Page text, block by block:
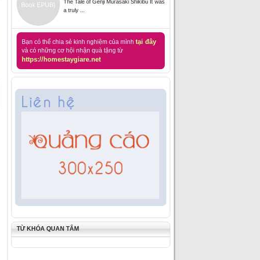
The Tale of Genji Murasaki Shikibu It was
a truly ...
Bạn có thể chia sẻ kinh nghiệm của mình tại đây
và có những cơ hội nhận quà tặng từ
https://homestaygiare.net
TỪ KHÓA QUAN TÂM